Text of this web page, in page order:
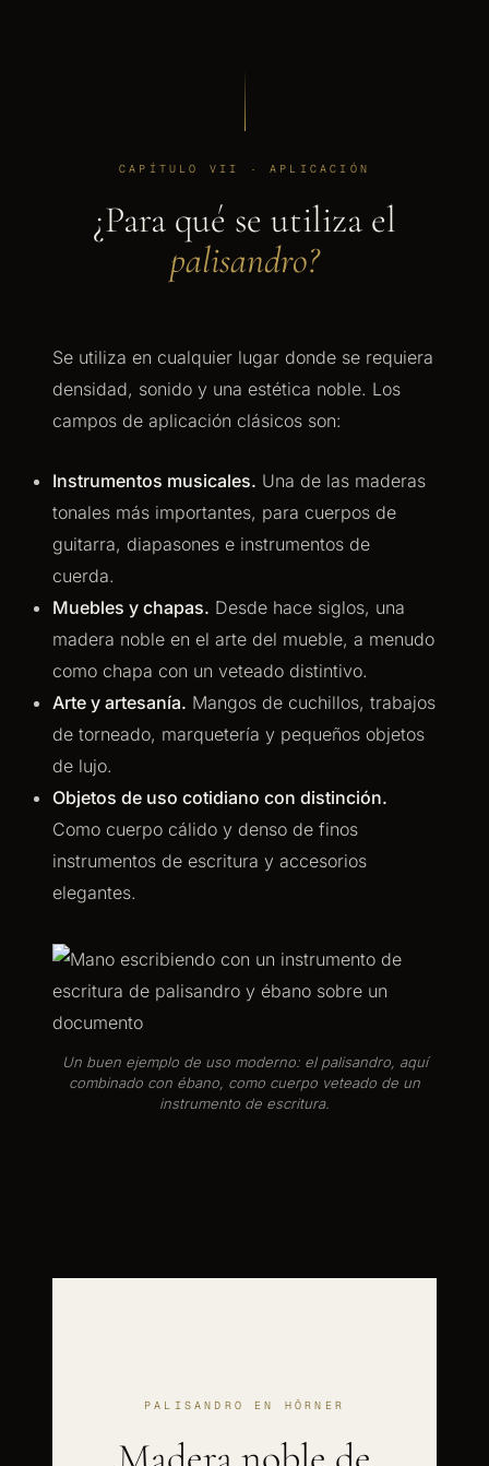
CAPÍTULO VII · APLICACIÓN
¿Para qué se utiliza el
palisandro?
Se utiliza en cualquier lugar donde se requiera
densidad, sonido y una estética noble. Los
campos de aplicación clásicos son:
Instrumentos musicales. Una de las maderas
tonales más importantes, para cuerpos de
guitarra, diapasones e instrumentos de
cuerda.
Muebles y chapas. Desde hace siglos, una
madera noble en el arte del mueble, a menudo
como chapa con un veteado distintivo.
Arte y artesanía. Mangos de cuchillos, trabajos
de torneado, marquetería y pequeños objetos
de lujo.
Objetos de uso cotidiano con distinción.
Como cuerpo cálido y denso de finos
instrumentos de escritura y accesorios
elegantes.
Un buen ejemplo de uso moderno: el palisandro, aquí
combinado con ébano, como cuerpo veteado de un
instrumento de escritura.
PALISANDRO EN HÖRNER